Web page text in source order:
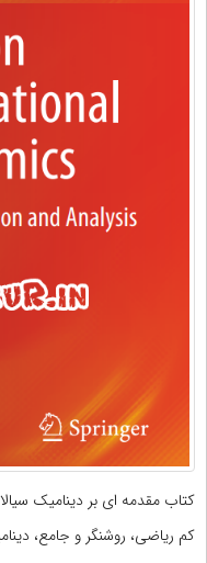
کم ریاضی، روشنگر و جامع،